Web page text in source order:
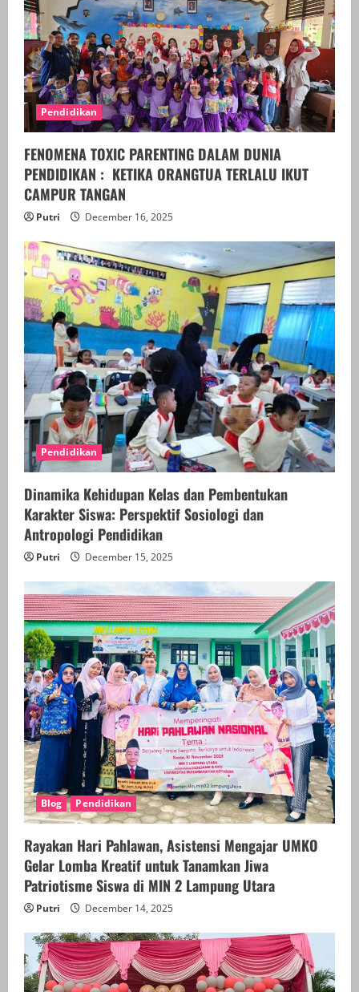
Pendidikan
FENOMENA TOXIC PARENTING DALAM DUNIA
PENDIDIKAN : KETIKA ORANGTUA TERLALU IKUT
CAMPUR TANGAN
Putri December 16, 2025
Pendidikan
Dinamika Kehidupan Kelas dan Pembentukan
Karakter Siswa: Perspektif Sosiologi dan
Antropologi Pendidikan
Putri December 15, 2025
Blog Pendidikan
Rayakan Hari Pahlawan, Asistensi Mengajar UMKO
Gelar Lomba Kreatif untuk Tanamkan Jiwa
Patriotisme Siswa di MIN 2 Lampung Utara
Putri December 14, 2025